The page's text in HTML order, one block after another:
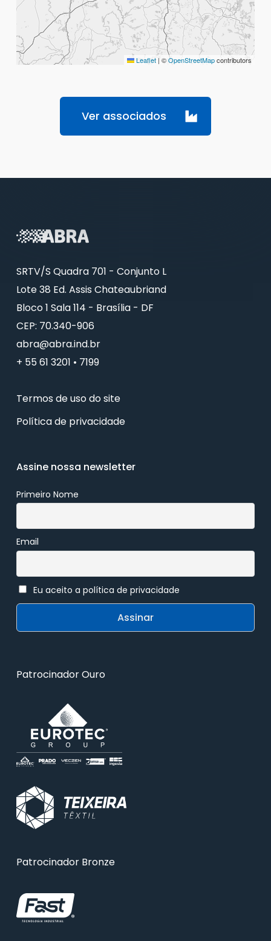
Leaflet | ©OpenStreetMapcontributors
Ver associados
SRTV/S Quadra 701 - Conjunto L
Lote 38 Ed. Assis Chateaubriand
Bloco 1 Sala 114 - Brasília - DF
CEP: 70.340-906
abra@abra.ind.br
+ 55 61 3201 • 7199
Termos de uso do site
Política de privacidade
Assine nossa newsletter
Primeiro Nome
Email
Eu aceito a política de privacidade
Patrocinador Ouro
Patrocinador Bronze